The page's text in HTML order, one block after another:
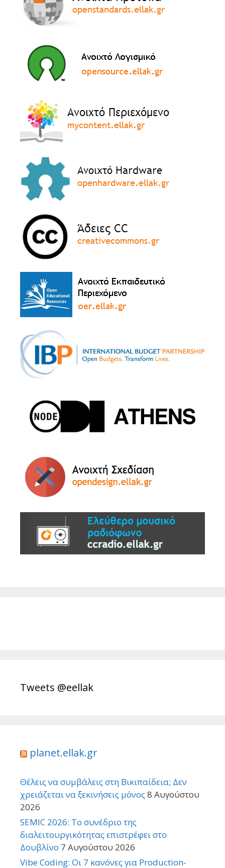
Tweets @eellak
planet.ellak.gr
Θέλεις να συμβάλεις στη Βικιπαίδεια; Δεν
χρειάζεται να ξεκινήσεις μόνος 8 Αυγούστου
2026
SEMIC 2026: Το συνέδριο της
διαλειτουργικότητας επιστρέφει στο
Δουβλίνο 7 Αυγούστου 2026
Vibe Coding: Οι 7 κανόνες για Production-